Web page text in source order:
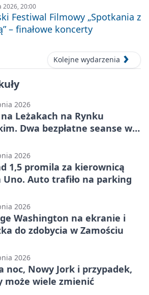
2026, 20:00
Festiwal Filmowy „Spotkania z
– finałowe koncerty
Kolejne wydarzenia
2026
Leżakach na Rynku
Dwa bezpłatne seanse w
2026
1,5 promila za kierownicą
Uno. Auto trafiło na parking
2026
Washington na ekranie i
do zdobycia w Zamościu
2026
noc, Nowy Jork i przypadek,
może wiele zmienić